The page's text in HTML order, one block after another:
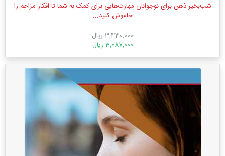
شب‌بخیر ذهن برای نوجوانان مهارت‌هایی برای کمک به شما تا افکار مزاحم را
خاموش کنید...
3,430,000 ریال
3,087,000 ریال